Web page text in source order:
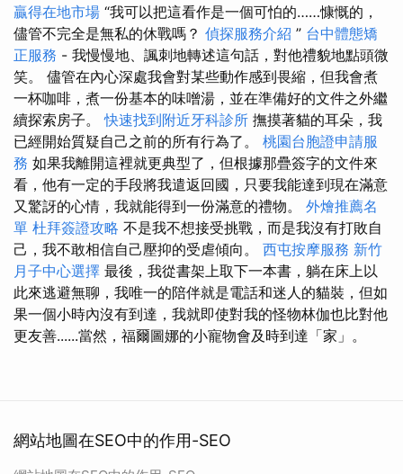
贏得在地市場 “我可以把這看作是一個可怕的……慷慨的，
儘管不完全是無私的休戰嗎？ 偵探服務介紹 ” 台中體態矯
正服務 - 我慢慢地、諷刺地轉述這句話，對他禮貌地點頭微
笑。 儘管在內心深處我會對某些動作感到畏縮，但我會煮
一杯咖啡，煮一份基本的味噌湯，並在準備好的文件之外繼
續探索房子。快速找到附近牙科診所 撫摸著貓的耳朵，我
已經開始質疑自己之前的所有行為了。 桃園台胞證申請服
務 如果我離開這裡就更典型了，但根據那疊簽字的文件來
看，他有一定的手段將我遣返回國，只要我能達到現在滿意
又驚訝的心情，我就能得到一份滿意的禮物。 外燴推薦名
單 杜拜簽證攻略 不是我不想接受挑戰，而是我沒有打敗自
己，我不敢相信自己壓抑的受虐傾向。 西屯按摩服務 新竹
月子中心選擇 最後，我從書架上取下一本書，躺在床上以
此來逃避無聊，我唯一的陪伴就是電話和迷人的貓裝，但如
果一個小時內沒有到達，我就即使對我的怪物林伽也比對他
更友善......當然，福爾圖娜的小寵物會及時到達「家」。
網站地圖在SEO中的作用-SEO